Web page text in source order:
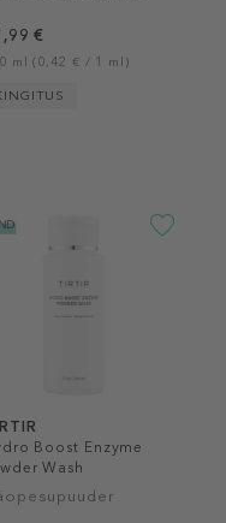
€
ml (0,42 € / 1 ml)
Boost Enzyme
Wash